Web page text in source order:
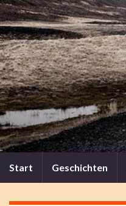
Start Geschichten